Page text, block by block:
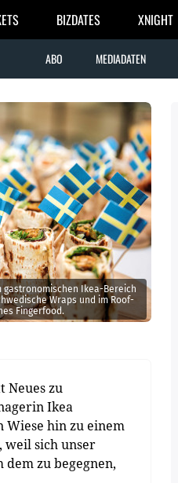
BIZDATES XNIGHT
ABO MEDIADATEN
gastronomischen Ikea-Bereich
Wraps und im Roof-
Fingerfood.
Neues zu
Ikea
Wiese hin zu einem
weil sich unser
zu begegnen,